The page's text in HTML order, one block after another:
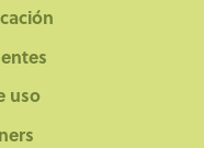
uso